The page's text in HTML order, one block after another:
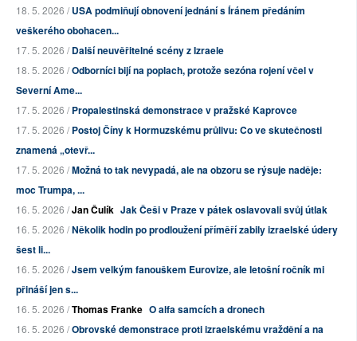
18. 5. 2026 /USA podmiňují obnovení jednání s Íránem předáním
veškerého obohacen...
17. 5. 2026 /Další neuvěřitelné scény z Izraele
18. 5. 2026 /Odborníci bijí na poplach, protože sezóna rojení včel v
Severní Ame...
17. 5. 2026 /Propalestinská demonstrace v pražské Kaprovce
17. 5. 2026 /Postoj Číny k Hormuzskému průlivu: Co ve skutečnosti
znamená „otevř...
17. 5. 2026 /Možná to tak nevypadá, ale na obzoru se rýsuje naděje:
moc Trumpa, ...
16. 5. 2026 /Jan Čulík Jak Češi v Praze v pátek oslavovali svůj útlak
16. 5. 2026 /Několik hodin po prodloužení příměří zabily izraelské údery
šest li...
16. 5. 2026 /Jsem velkým fanouškem Eurovize, ale letošní ročník mi
přináší jen s...
16. 5. 2026 /Thomas Franke O alfa samcích a dronech
16. 5. 2026 /Obrovské demonstrace proti izraelskému vraždění a na